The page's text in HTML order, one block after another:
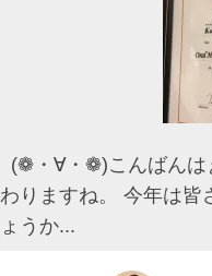
(❁・∀・❁)こんばんは
わりますね。 今年は皆
ょうか...